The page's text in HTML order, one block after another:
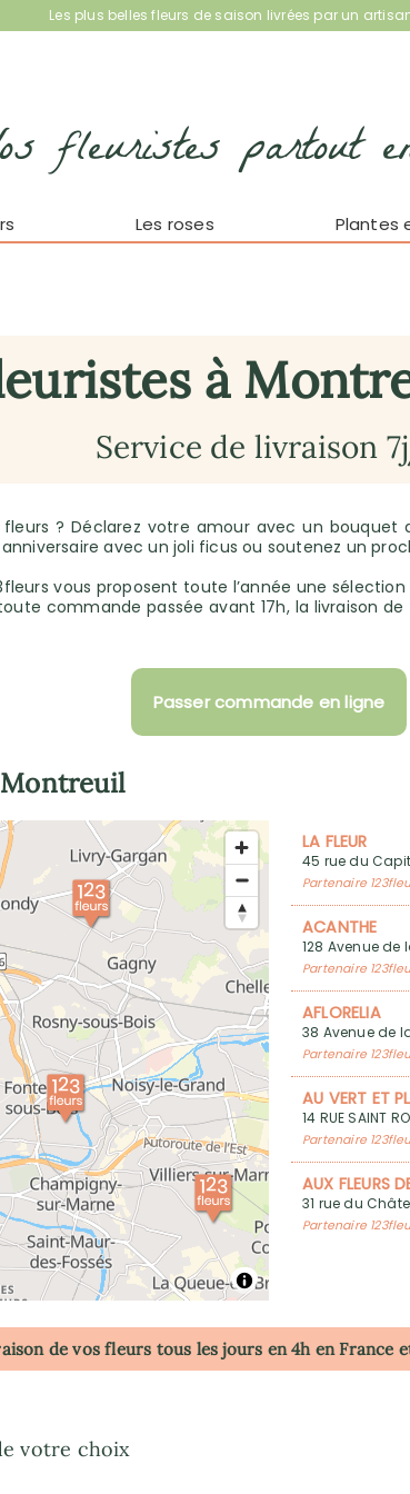
Les plus belles fleurs de saison livrées par un
fleuristes partout
Les roses Plantes
à
Service de livraison
? Déclarez votre amour avec un
avec un joli ficus ou soutenez un
vous proposent toute l’année une
commande passée avant 17h, la livraison
Passer commande en ligne
Montreuil
LA FLEUR
45 rue du
Partenaire
ACANTHE
128 Avenue de
Partenaire
AFLORELIA
38 Avenue de
Partenaire
AU VERT ET
14 RUE SAINT
Partenaire
AUX FLEURS
31 rue du
Partenaire
HERBE PAS SI
7 Rue des
de vos fleurs tous les jours en 4h en France
votre choix